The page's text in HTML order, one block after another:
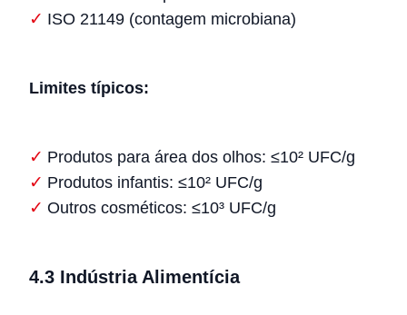
ISO 21149 (contagem microbiana)
Limites típicos:
Produtos para área dos olhos: ≤10² UFC/g
Produtos infantis: ≤10² UFC/g
Outros cosméticos: ≤10³ UFC/g
4.3 Indústria Alimentícia